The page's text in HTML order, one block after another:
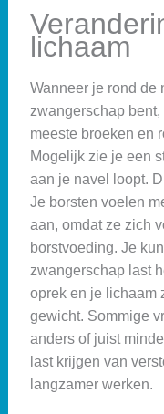
lichaam
Wanneer je rond de
zwangerschap
meeste broeken en
Mogelijk zie je een
aan je navel loopt.
Je borsten voelen
aan, omdat ze zich
borstvoeding. Je
zwangerschap last
oprek en je lichaam
gewicht. Sommige
anders of juist
last krijgen van
langzamer werken.